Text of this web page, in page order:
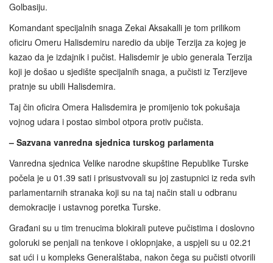
Golbasiju.
Komandant specijalnih snaga Zekai Aksakalli je tom prilikom
oficiru Omeru Halisdemiru naredio da ubije Terzija za kojeg je
kazao da je izdajnik i pučist. Halisdemir je ubio generala Terzija
koji je došao u sjedište specijalnih snaga, a pučisti iz Terzijeve
pratnje su ubili Halisdemira.
Taj čin oficira Omera Halisdemira je promijenio tok pokušaja
vojnog udara i postao simbol otpora protiv pučista.
– Sazvana vanredna sjednica turskog parlamenta
Vanredna sjednica Velike narodne skupštine Republike Turske
počela je u 01.39 sati i prisustvovali su joj zastupnici iz reda svih
parlamentarnih stranaka koji su na taj način stali u odbranu
demokracije i ustavnog poretka Turske.
Građani su u tim trenucima blokirali puteve pučistima i doslovno
goloruki se penjali na tenkove i oklopnjake, a uspjeli su u 02.21
sat ući i u kompleks Generalštaba, nakon čega su pučisti otvorili